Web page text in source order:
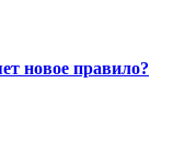
новое правило?